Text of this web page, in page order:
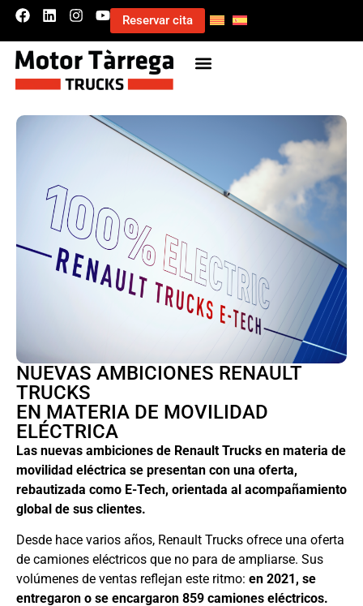
Reservar cita
NUEVAS AMBICIONES RENAULT
TRUCKS
EN MATERIA DE MOVILIDAD
ELÉCTRICA
Las nuevas ambiciones de Renault Trucks en materia de
movilidad eléctrica se presentan con una oferta,
rebautizada como E-Tech, orientada al acompañamiento
global de sus clientes.
Desde hace varios años, Renault Trucks ofrece una oferta
de camiones eléctricos que no para de ampliarse. Sus
volúmenes de ventas reflejan este ritmo: en 2021, se
entregaron o se encargaron 859 camiones eléctricos.